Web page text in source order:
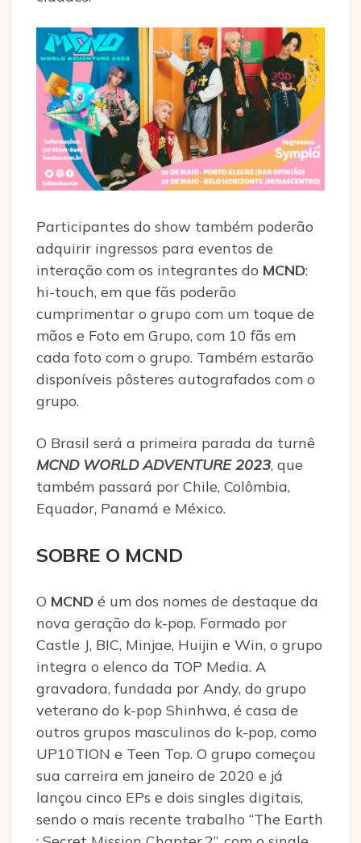
Participantes do show também poderão
adquirir ingressos para eventos de
interação com os integrantes do MCND:
hi-touch, em que fãs poderão
cumprimentar o grupo com um toque de
mãos e Foto em Grupo, com 10 fãs em
cada foto com o grupo. Também estarão
disponíveis pôsteres autografados com o
grupo.
O Brasil será a primeira parada da turnê
MCND WORLD ADVENTURE 2023, que
também passará por Chile, Colômbia,
Equador, Panamá e México.
SOBRE O MCND
O MCND é um dos nomes de destaque da
nova geração do k-pop. Formado por
Castle J, BIC, Minjae, Huijin e Win, o grupo
integra o elenco da TOP Media. A
gravadora, fundada por Andy, do grupo
veterano do k-pop Shinhwa, é casa de
outros grupos masculinos do k-pop, como
UP10TION e Teen Top. O grupo começou
sua carreira em janeiro de 2020 e já
lançou cinco EPs e dois singles digitais,
sendo o mais recente trabalho “The Earth